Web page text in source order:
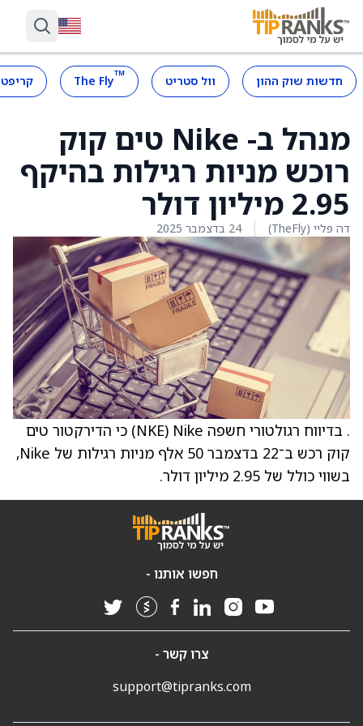
חדשות שוק ההון וול סטריט ™
The Fly
מנהל ב- Nike טים קוק
רוכש מניות רגילות בהיקף
2.95 מיליון דולר
דה פליי (TheFly) 24 בדצמבר 2025
. בדיווח רגולטורי חשפה Nike ‏(NKE) כי הדירקטור טים
קוק רכש ב־22 בדצמבר 50 אלף מניות רגילות של Nike,
בשווי כולל של 2.95 מיליון דולר.
חפשו אותנו -
צרו קשר -
support@tipranks.com